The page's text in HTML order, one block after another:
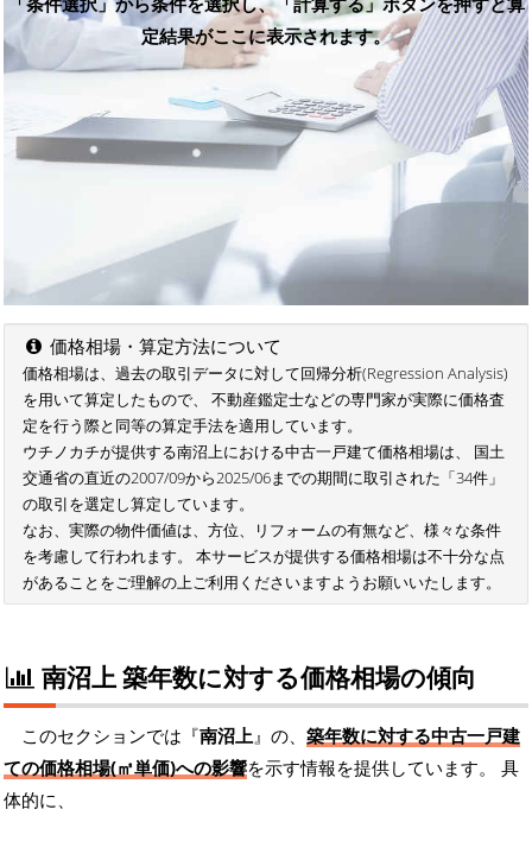
定結果がここに表示されます。
価格相場・算定方法について
価格相場は、過去の取引データに対して回帰分析(Regression Analysis)
を用いて算定したもので、 不動産鑑定士などの専門家が実際に価格査
定を行う際と同等の算定手法を適用しています。
ウチノカチが提供する南沼上における中古一戸建て価格相場は、 国土
交通省の直近の2007/09から2025/06までの期間に取引された「34件」
の取引を選定し算定しています。
なお、実際の物件価値は、方位、リフォームの有無など、様々な条件
を考慮して行われます。 本サービスが提供する価格相場は不十分な点
があることをご理解の上ご利用くださいますようお願いいたします。
南沼上 築年数に対する価格相場の傾向
このセクションでは『南沼上』の、 築年数に対する中古一戸建
ての価格相場(㎡単価)への影響を示す情報を提供しています。 具
体的に、